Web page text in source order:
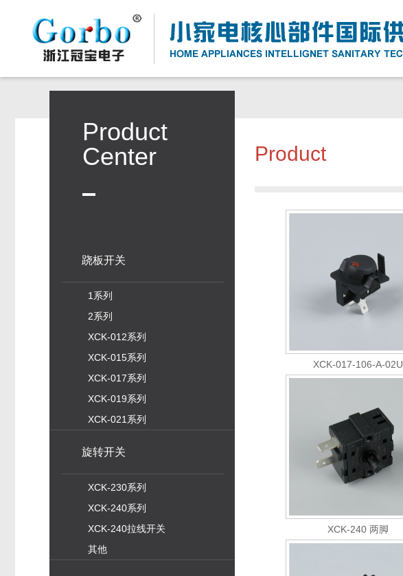
Product
XCK-017-106-A-02U
XCK-240 两脚
Product
Center
跷板开关
1系列
2系列
XCK-012系列
XCK-015系列
XCK-017系列
XCK-019系列
XCK-021系列
旋转开关
XCK-230系列
XCK-240系列
XCK-240拉线开关
其他